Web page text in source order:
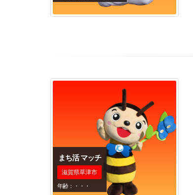
まち活 マッチ
滋賀県草津市
年齢：・・・